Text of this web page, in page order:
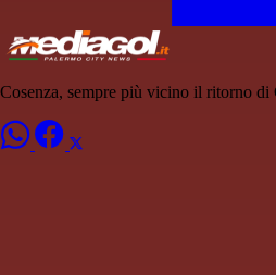
Cosenza, sempre più vicino il ritorno di